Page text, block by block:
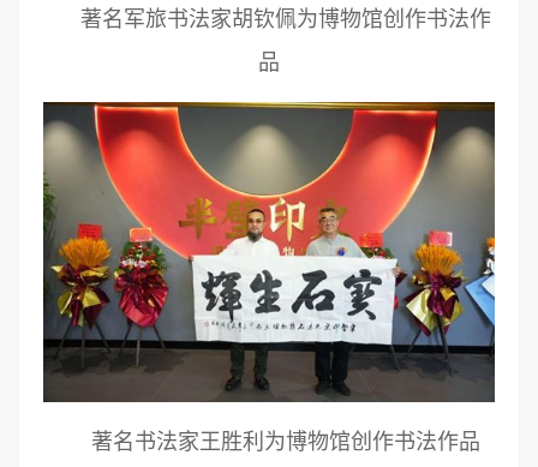
著名军旅书法家胡钦佩为博物馆创作书法作
品
著名书法家王胜利为博物馆创作书法作品